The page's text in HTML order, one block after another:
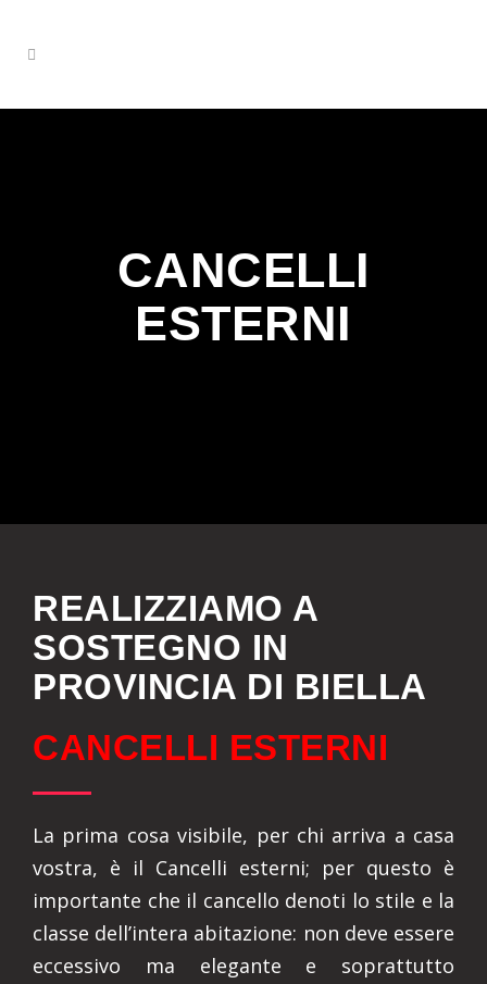
CANCELLI
ESTERNI
REALIZZIAMO A
SOSTEGNO IN
PROVINCIA DI BIELLA
CANCELLI ESTERNI
La prima cosa visibile, per chi arriva a casa
vostra, è il Cancelli esterni; per questo è
importante che il cancello denoti lo stile e la
classe dell’intera abitazione: non deve essere
eccessivo ma elegante e soprattutto